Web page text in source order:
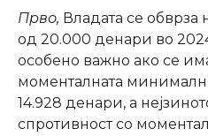
Прво, Владата се обврза
од 20.000 денари во
особено важно ако се
моменталната
14.928 денари, а
спротивност со